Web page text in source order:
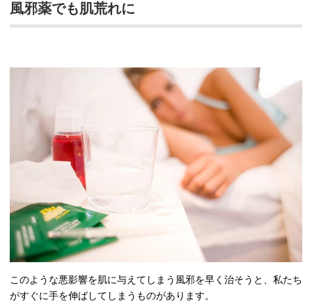
風邪薬でも肌荒れに
このような悪影響を肌に与えてしまう風邪を早く治そうと、私たち
がすぐに手を伸ばしてしまうものがあります。